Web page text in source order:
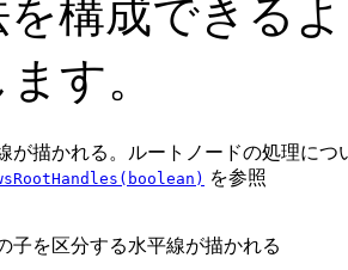
構成できる
す。
が描かれる。ルートノードの処理につ
を参照
子を区分する水平線が描かれる